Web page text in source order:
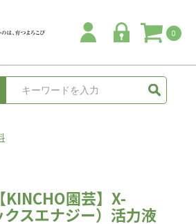
0
KINCHO園芸】X-
クスエナジー）活力液